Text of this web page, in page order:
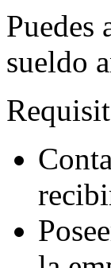
Puedes
sueldo